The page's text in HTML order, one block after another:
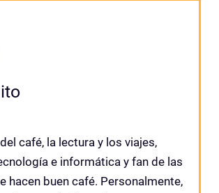
café, la lectura y los viajes,
e informática y fan de las
hacen buen café. Personalmente,